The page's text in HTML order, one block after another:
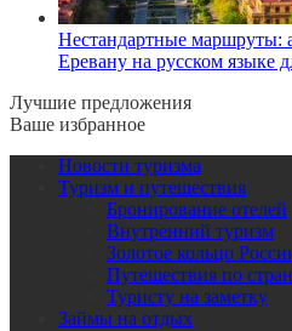
Нестандартные маршруты:
Еревану на русском языке
Лучшие предложения
Ваше избранное
Новости туризма
Туризм и путешествия
Бронирование отелей
Внутренний туризм
Золотое кольцо
Путешествия по
Туристу на заметку
Займы на отдых